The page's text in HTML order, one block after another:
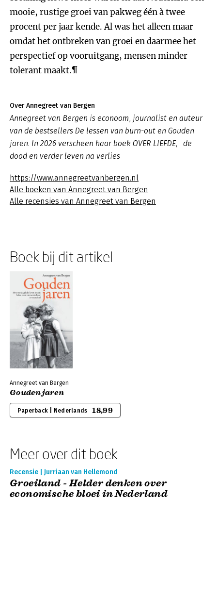
mooie, rustige groei van pakweg één à twee
procent per jaar kende. Al was het alleen maar
omdat het ontbreken van groei en daarmee het
perspectief op vooruitgang, mensen minder
tolerant maakt.¶
Over Annegreet van Bergen
Annegreet van Bergen is econoom, journalist en auteur
van de bestsellers De lessen van burn-out en Gouden
jaren. In 2026 verscheen haar boek OVER LIEFDE, de
dood en verder leven na verlies
https://www.annegreetvanbergen.nl
Alle boeken van Annegreet van Bergen
Alle recensies van Annegreet van Bergen
Boek bij dit artikel
Annegreet van Bergen
Gouden jaren
Paperback | Nederlands 18,99
Meer over dit boek
Recensie | Jurriaan van Hellemond
Groeiland - Helder denken over
economische bloei in Nederland